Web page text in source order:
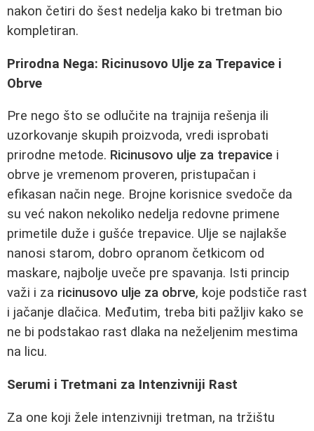
nakon četiri do šest nedelja kako bi tretman bio
kompletiran.
Prirodna Nega: Ricinusovo Ulje za Trepavice i
Obrve
Pre nego što se odlučite na trajnija rešenja ili
uzorkovanje skupih proizvoda, vredi isprobati
prirodne metode. Ricinusovo ulje za trepavice i
obrve je vremenom proveren, pristupačan i
efikasan način nege. Brojne korisnice svedoče da
su već nakon nekoliko nedelja redovne primene
primetile duže i gušće trepavice. Ulje se najlakše
nanosi starom, dobro opranom četkicom od
maskare, najbolje uveče pre spavanja. Isti princip
važi i za ricinusovo ulje za obrve, koje podstiče rast
i jačanje dlačica. Međutim, treba biti pažljiv kako se
ne bi podstakao rast dlaka na neželjenim mestima
na licu.
Serumi i Tretmani za Intenzivniji Rast
Za one koji žele intenzivniji tretman, na tržištu